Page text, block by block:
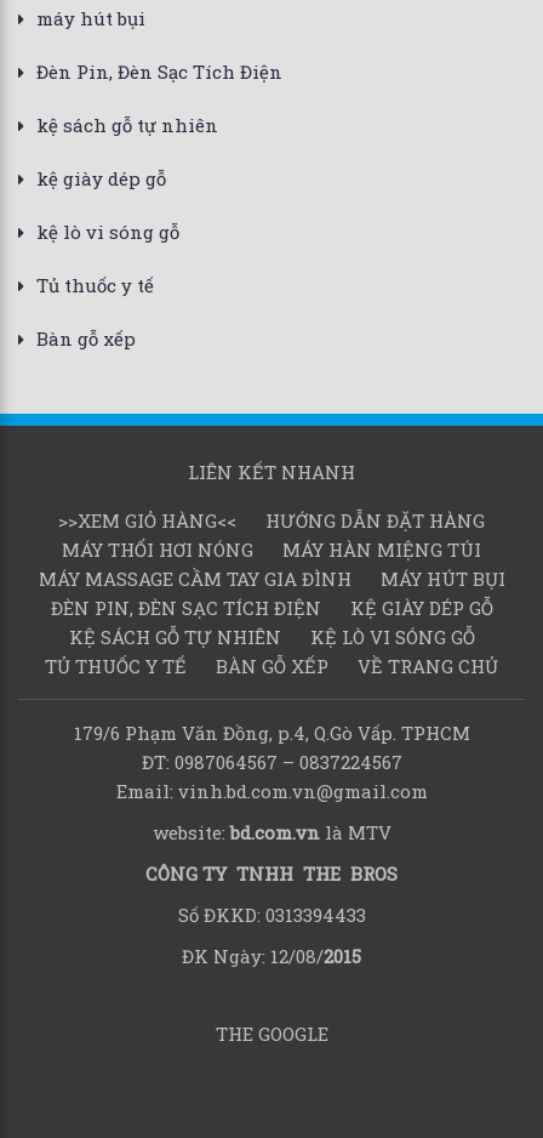
máy hút bụi
Đèn Pin, Đèn Sạc Tích Điện
kệ sách gỗ tự nhiên
kệ giày dép gỗ
kệ lò vi sóng gỗ
Tủ thuốc y tế
Bàn gỗ xếp
LIÊN KẾT NHANH
>>XEM GIỎ HÀNG<<
HƯỚNG DẪN ĐẶT HÀNG
MÁY THỔI HƠI NÓNG
MÁY HÀN MIỆNG TÚI
MÁY MASSAGE CẦM TAY GIA ĐÌNH
MÁY HÚT BỤI
ĐÈN PIN, ĐÈN SẠC TÍCH ĐIỆN
KỆ GIÀY DÉP GỖ
KỆ SÁCH GỖ TỰ NHIÊN
KỆ LÒ VI SÓNG GỖ
TỦ THUỐC Y TẾ
BÀN GỖ XẾP VỀ TRANG CHỦ
179/6 Phạm Văn Đồng, p.4, Q.Gò Vấp. TPHCM
ĐT: 0987064567 – 0837224567
Email: vinh.bd.com.vn@gmail.com
website:bd.com.vnlà MTV
CÔNG TY TNHH THE BROS
Số ĐKKD: 0313394433
ĐK Ngày: 12/08/2015
THE GOOGLE